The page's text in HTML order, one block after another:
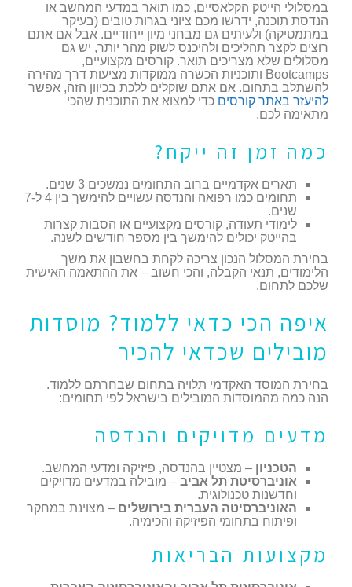
במסלולי הייטק הקלאסיים, כמו תואר במדעי המחשב או
הנדסת תוכנה, ידרשו מכם ציוני בגרות טובים (בעיקר
במתמטיקה) ולעיתים גם מבחני מיון ייחודיים. אבל אם אתם
רוצים לקצר תהליכים ולהיכנס לשוק מהר יותר, יש גם
מסלולים שלא מצריכים תואר. קורסים מקצועיים,
Bootcamps ותוכניות הכשרה ממוקדות מציעות דרך מהירה
להשתלב בתחום. אם אתם שוקלים ללכת בכיוון הזה, אפשר
להיעזר באתר קורסים כדי למצוא את התוכנית שהכי
מתאימה לכם.
כמה זמן זה ייקח?
תארים אקדמיים ברוב התחומים נמשכים 3 שנים.
תחומים כמו רפואה והנדסה עשויים להימשך בין 4 ל-7
שנים.
לימודי תעודה, קורסים מקצועיים או הסבות קצרות
בהייטק יכולים להימשך בין מספר חודשים לשנה.
בחירת המסלול הנכון צריכה לקחת בחשבון את משך
הלימודים, תנאי הקבלה, והכי חשוב – את ההתאמה האישית
שלכם לתחום.
איפה הכי כדאי ללמוד? מוסדות
מובילים שכדאי להכיר
בחירת המוסד האקדמי תלויה בתחום שבחרתם ללמוד.
הנה כמה מהמוסדות המובילים בישראל לפי תחומים:
מדעים מדויקים והנדסה
הטכניון – מצטיין בהנדסה, פיזיקה ומדעי המחשב.
אוניברסיטת תל אביב – מובילה במדעים מדויקים
וחדשנות טכנולוגית.
האוניברסיטה העברית בירושלים – מצוינת במחקר
ופיתוח בתחומי הפיזיקה והכימיה.
מקצועות הבריאות